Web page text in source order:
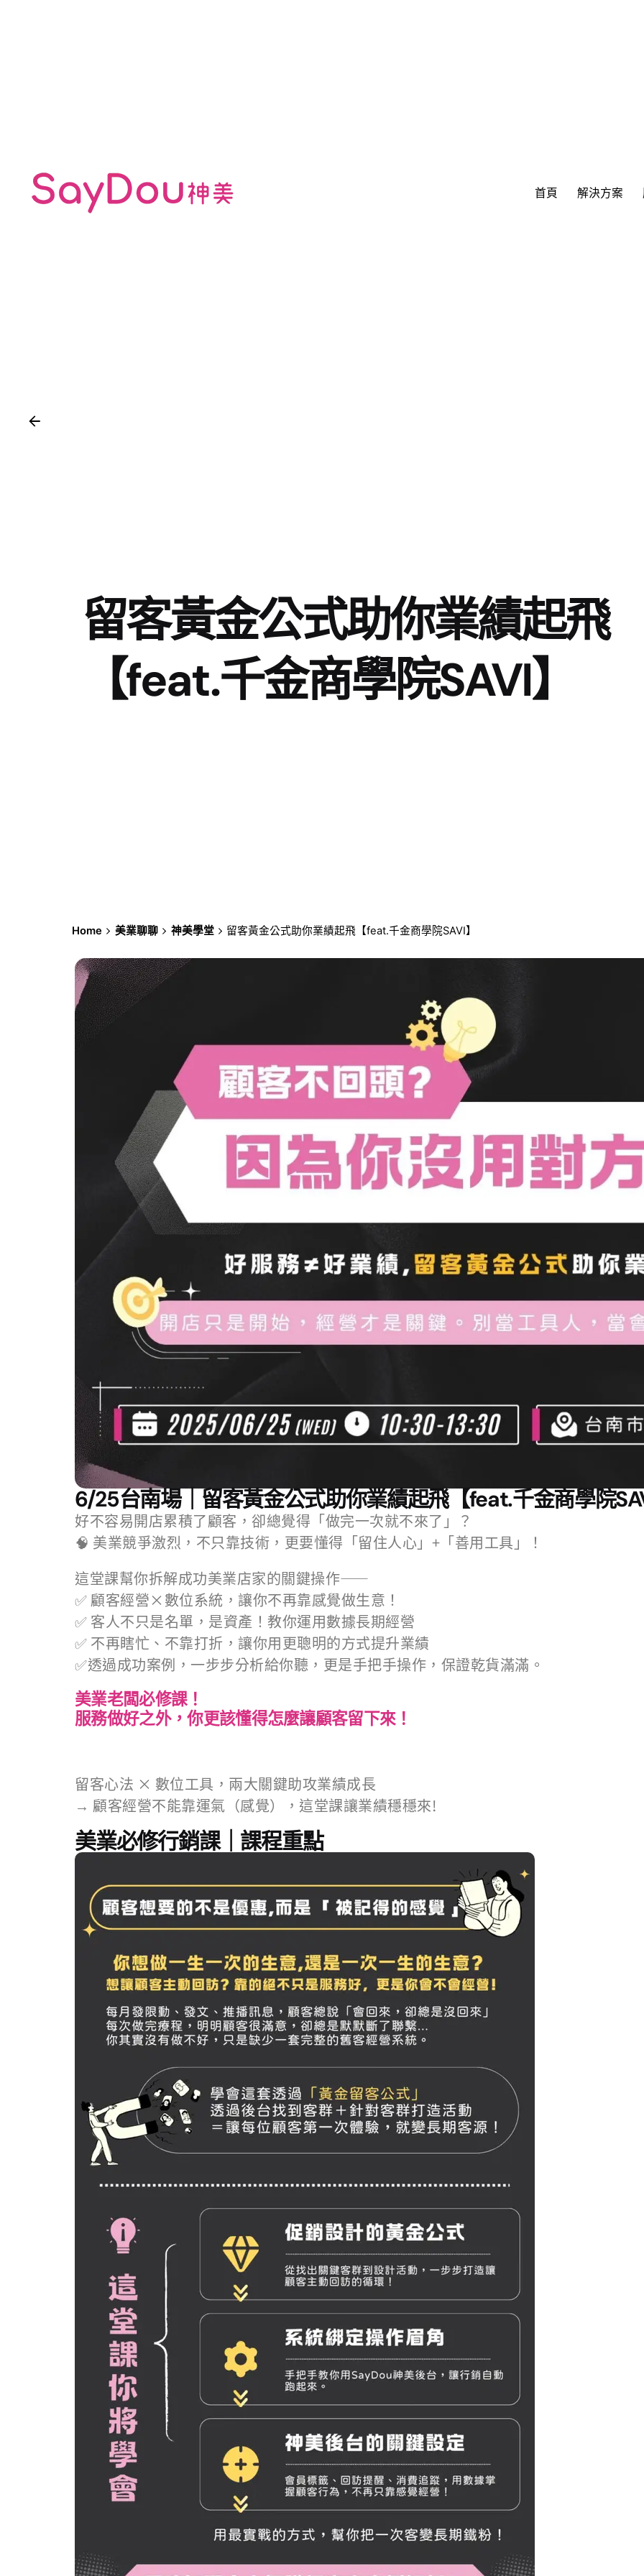
首頁 解決方案
留客黃金公式助你業績起飛
【feat.千金商學院SAVI】
Home 美業聊聊 神美學堂 留客黃金公式助你業績起飛【feat.千金商學院SAVI】
6/25台南場｜留客黃金公式助你業績起飛【feat.千金商學院
好不容易開店累積了顧客，卻總覺得「做完一次就不來了」？
🧠 美業競爭激烈，不只靠技術，更要懂得「留住人心」+「善用工具」！
這堂課幫你拆解成功美業店家的關鍵操作——
✅ 顧客經營×數位系統，讓你不再靠感覺做生意！
✅ 客人不只是名單，是資產！教你運用數據長期經營
✅ 不再瞎忙、不靠打折，讓你用更聰明的方式提升業績
✅透過成功案例，一步步分析給你聽，更是手把手操作，保證乾貨滿滿。
美業老闆必修課！
服務做好之外，你更該懂得怎麼讓顧客留下來！
留客心法 × 數位工具，兩大關鍵助攻業績成長
→ 顧客經營不能靠運氣（感覺），這堂課讓業績穩穩來!
美業必修行銷課｜課程重點